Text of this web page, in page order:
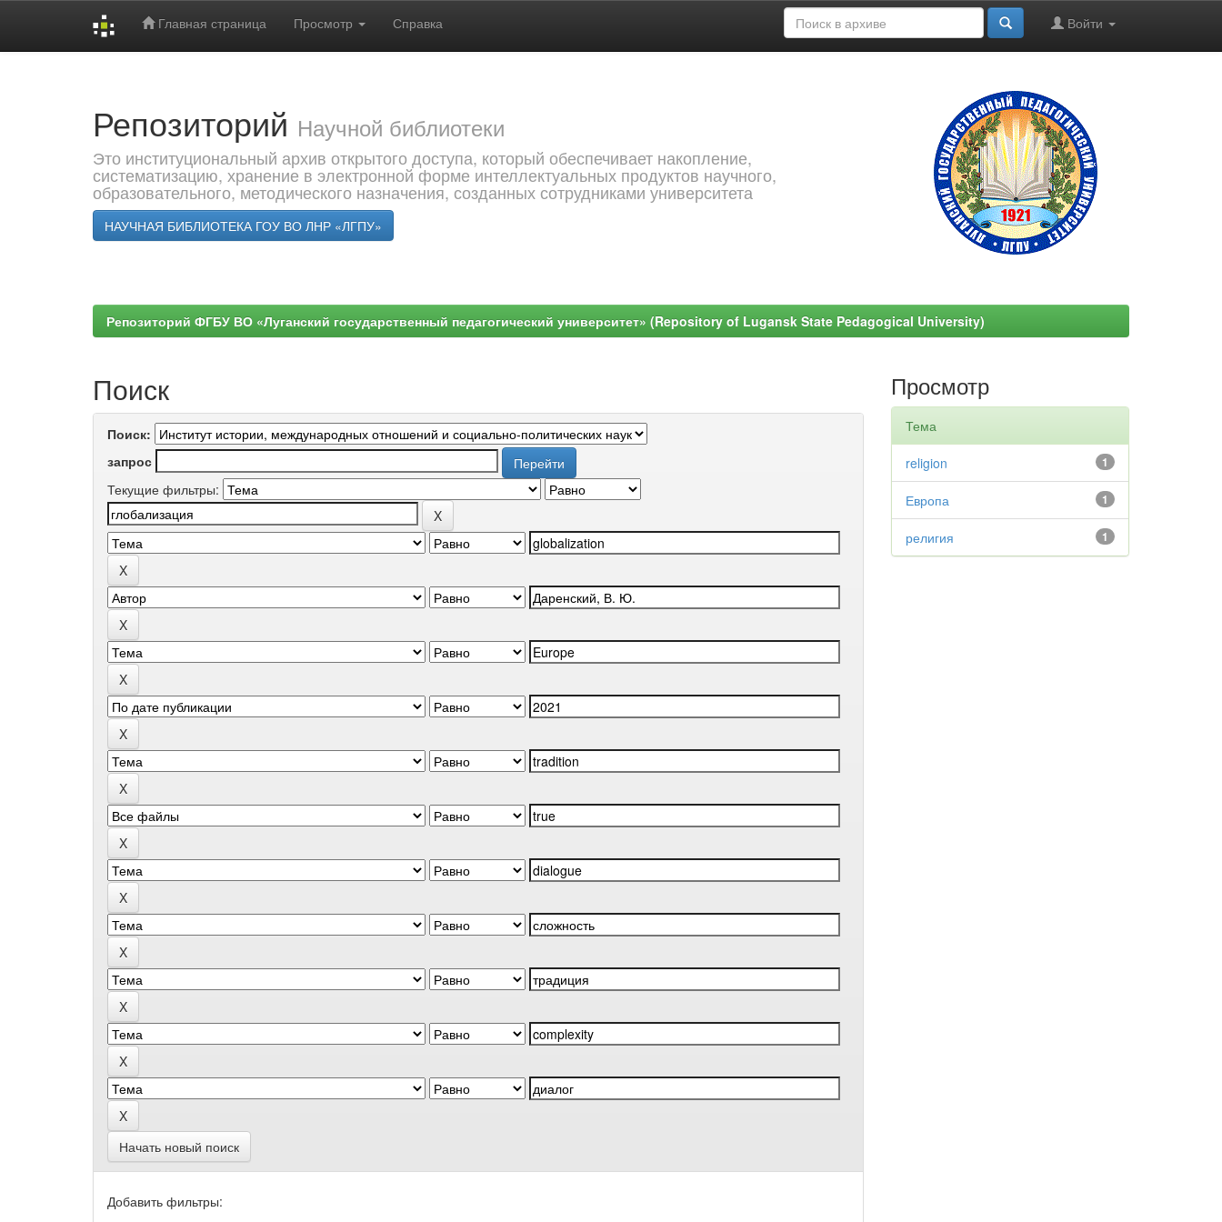
Главная страница Просмотр Справка Войти
Репозиторий Научной библиотеки
Это институциональный архив открытого доступа, который обеспечивает накопление,
систематизацию, хранение в электронной форме интеллектуальных продуктов научного,
образовательного, методического назначения, созданных сотрудниками университета
НАУЧНАЯ БИБЛИОТЕКА ГОУ ВО ЛНР «ЛГПУ»
Репозиторий ФГБУ ВО «Луганский государственный педагогический университет» (Repository of Lugansk State Pedagogical University)
Поиск
Поиск:
запрос
Текущие фильтры:
Начать новый поиск
Добавить фильтры:
Просмотр
Тема
1
religion
1
Европа
1
религия